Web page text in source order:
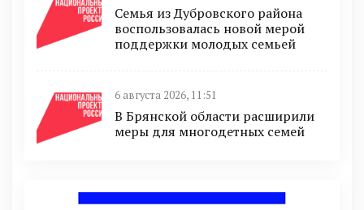
Семья из Дубровского района
воспользовалась новой мерой
поддержки молодых семьей
6 августа 2026, 11:51
В Брянской области расширили
меры для многодетных семей